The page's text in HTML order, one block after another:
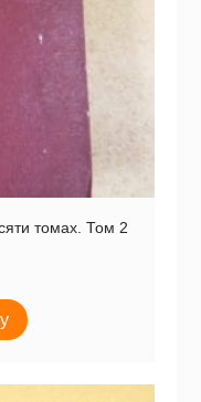
томах. Том 2